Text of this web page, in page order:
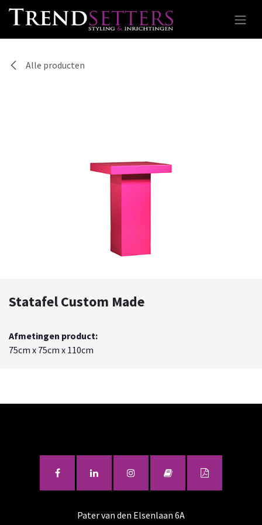
Overslaan naar inhoud
Alle producten
Statafel Custom Made
Afmetingen product:
75cm x 75cm x 110cm
Pater van den Elsenlaan 6A